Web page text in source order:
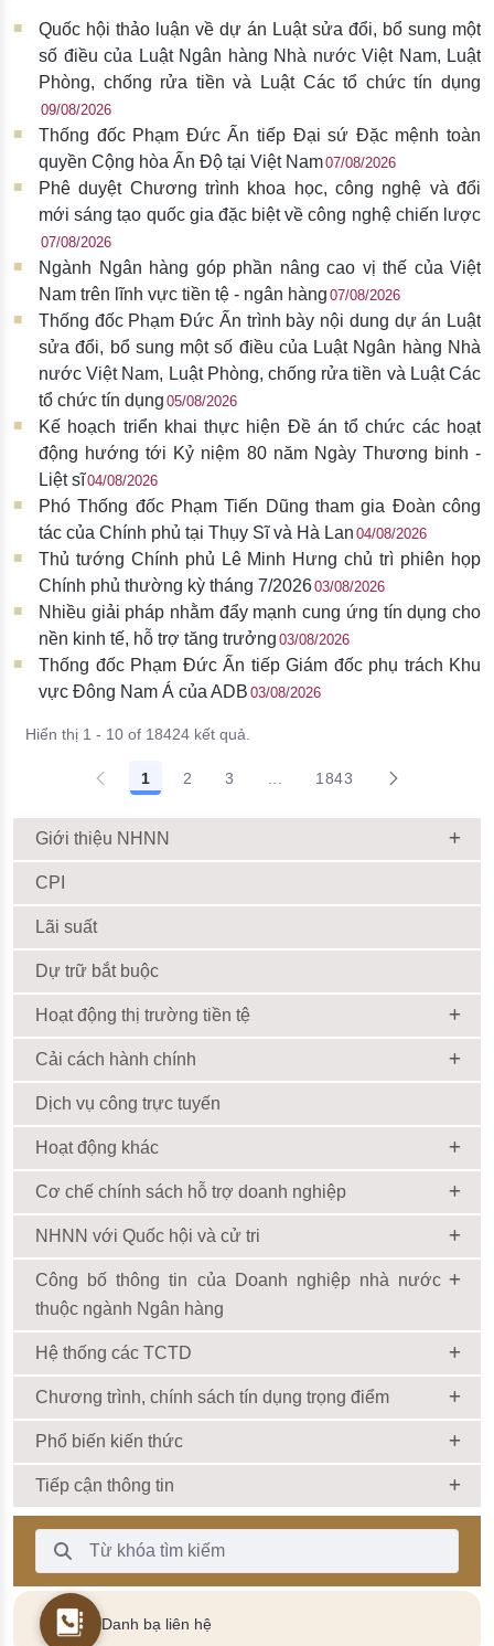
Quốc hội thảo luận về dự án Luật sửa đổi, bổ sung một
số điều của Luật Ngân hàng Nhà nước Việt Nam, Luật
Phòng, chống rửa tiền và Luật Các tổ chức tín dụng
09/08/2026
Thống đốc Phạm Đức Ấn tiếp Đại sứ Đặc mệnh toàn
quyền Cộng hòa Ấn Độ tại Việt Nam07/08/2026
Phê duyệt Chương trình khoa học, công nghệ và đổi
mới sáng tạo quốc gia đặc biệt về công nghệ chiến lược
07/08/2026
Ngành Ngân hàng góp phần nâng cao vị thế của Việt
Nam trên lĩnh vực tiền tệ - ngân hàng 07/08/2026
Thống đốc Phạm Đức Ấn trình bày nội dung dự án Luật
sửa đổi, bổ sung một số điều của Luật Ngân hàng Nhà
nước Việt Nam, Luật Phòng, chống rửa tiền và Luật Các
tổ chức tín dụng 05/08/2026
Kế hoạch triển khai thực hiện Đề án tổ chức các hoạt
động hướng tới Kỷ niệm 80 năm Ngày Thương binh -
Liệt sĩ04/08/2026
Phó Thống đốc Phạm Tiến Dũng tham gia Đoàn công
tác của Chính phủ tại Thụy Sĩ và Hà Lan 04/08/2026
Thủ tướng Chính phủ Lê Minh Hưng chủ trì phiên họp
Chính phủ thường kỳ tháng 7/202603/08/2026
Nhiều giải pháp nhằm đẩy mạnh cung ứng tín dụng cho
nền kinh tế, hỗ trợ tăng trưởng 03/08/2026
Thống đốc Phạm Đức Ấn tiếp Giám đốc phụ trách Khu
vực Đông Nam Á của ADB 03/08/2026
Hiển thị 1 - 10 of 18424 kết quả.
1 2 3 1843
Giới thiệu NHNN
CPI
Lãi suất
Dự trữ bắt buộc
Hoạt động thị trường tiền tệ
Cải cách hành chính
Dịch vụ công trực tuyến
Hoạt động khác
Cơ chế chính sách hỗ trợ doanh nghiệp
NHNN với Quốc hội và cử tri
Công bố thông tin của Doanh nghiệp nhà nước
thuộc ngành Ngân hàng
Hệ thống các TCTD
Chương trình, chính sách tín dụng trọng điểm
Phổ biến kiến thức
Tiếp cận thông tin
Thanh Tìm kiếm
Danh bạ liên hệ